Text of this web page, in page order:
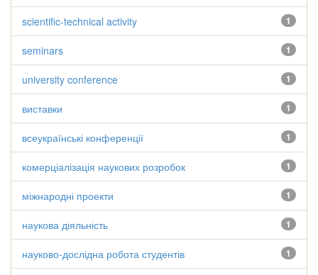
1
scientific-technical activity
1
seminars
1
university conference
1
виставки
1
всеукраїнські конференції
1
комерціалізація наукових розробок
1
міжнародні проекти
1
наукова діяльність
1
науково-дослідна робота студентів